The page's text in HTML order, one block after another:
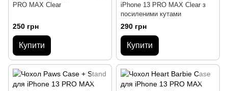
PRO MAX Clear
250 грн
Купити
iPhone 13 PRO MAX Clear з
посиленими кутами
290 грн
Купити